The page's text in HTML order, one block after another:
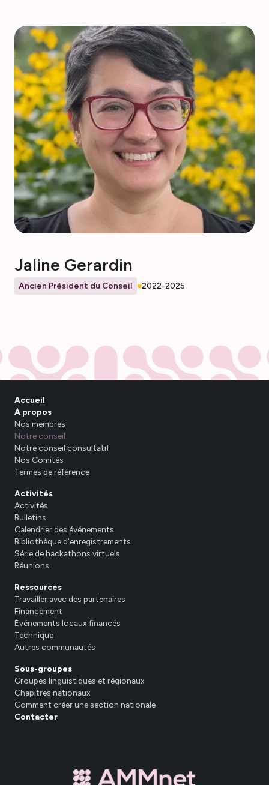
Jaline Gerardin
Ancien Président du Conseil 2022-2025
Accueil
À propos
Nos membres
Notre conseil
Notre conseil consultatif
Nos Comités
Termes de référence
Activités
Activités
Bulletins
Calendrier des événements
Bibliothèque d'enregistrements
Série de hackathons virtuels
Réunions
Ressources
Travailler avec des partenaires
Financement
Événements locaux financés
Technique
Autres communautés
Sous-groupes
Groupes linguistiques et régionaux
Chapitres nationaux
Comment créer une section nationale
Contacter